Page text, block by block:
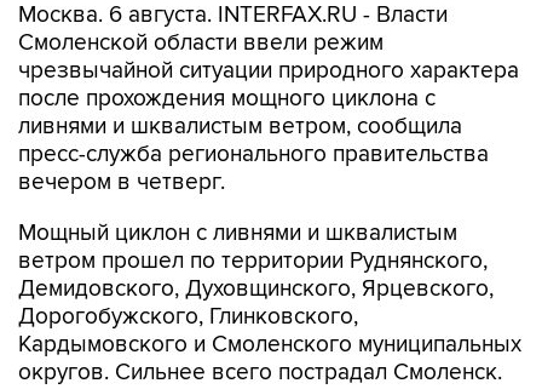
Москва. 6 августа. INTERFAX.RU - Власти
Смоленской области ввели режим
чрезвычайной ситуации природного характера
после прохождения мощного циклона с
ливнями и шквалистым ветром, сообщила
пресс-служба регионального правительства
вечером в четверг.
Мощный циклон с ливнями и шквалистым
ветром прошел по территории Руднянского,
Демидовского, Духовщинского, Ярцевского,
Дорогобужского, Глинковского,
Кардымовского и Смоленского муниципальных
округов. Сильнее всего пострадал Смоленск.